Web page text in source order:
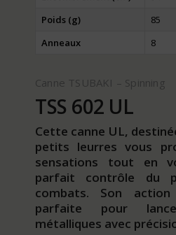
Poids (g)
85
Anneaux
8
Canne TSUBAKI – Spinning
TSS 602 UL
Cette canne UL,
petits leurres vous
sensations tout en
parfait contrôle du
combats. Son
parfaite pour
métalliques avec